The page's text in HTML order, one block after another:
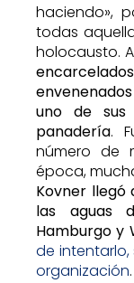
haciendo»,
todas
holocausto.
uno de
panadería.
número de
época,
Kovner llegó
las aguas
Hamburgo y
de
organización.